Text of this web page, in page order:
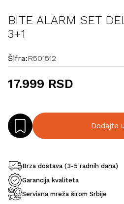
BITE ALARM SET
3+1
Šifra:R501512
17.999 RSD
Dodajte
Brza dostava (3-5 radnih dana)
Garancija kvaliteta
Servisna mreža širom Srbije